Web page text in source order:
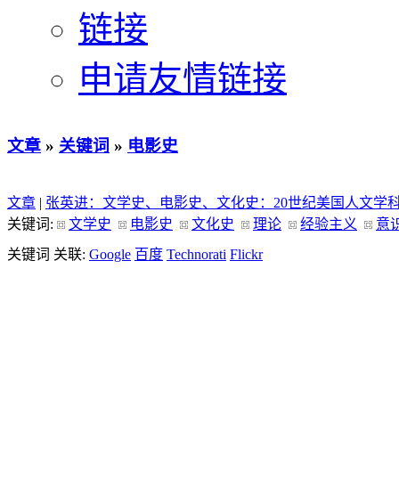
链接
申请友情链接
文章 » 关键词 » 电影史
文章 | 张英进：文学史、电影史、文化史：20世纪美国人文学
关键词:
文学史 电影史 文化史 理论 经验主义
意
关键词 关联: Google 百度 Technorati Flickr